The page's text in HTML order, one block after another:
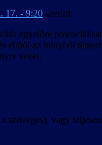
17. - 9:20 szerint:
egyelőre
ebből az irányból
vezet.
szöveges), vagy